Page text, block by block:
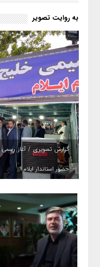
به روایت تصویر
گزارش تصویری / آغاز
حضور استاندار ایلام